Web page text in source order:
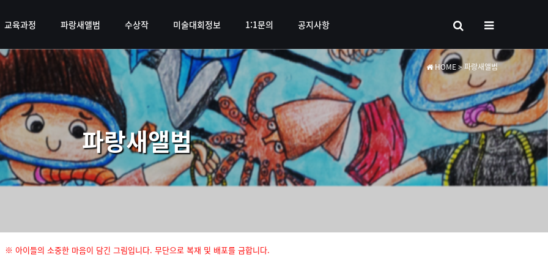
교육과정 파랑새앨범 수상작 미술대회정보 1:1문의 공지사항
파랑새앨범
※ 아이들의 소중한 마음이 담긴 그림입니다. 무단으로 복재 및 배포를 금합니다.
HOME> 파랑새앨범